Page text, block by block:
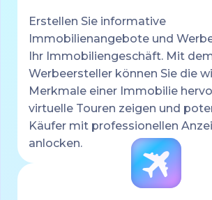
Erstellen Sie informative
Immobilienangebote und
Ihr Immobiliengeschäft. Mit
Werbeersteller können Sie die
Merkmale einer Immobilie
virtuelle Touren zeigen und
Käufer mit professionellen
anlocken.